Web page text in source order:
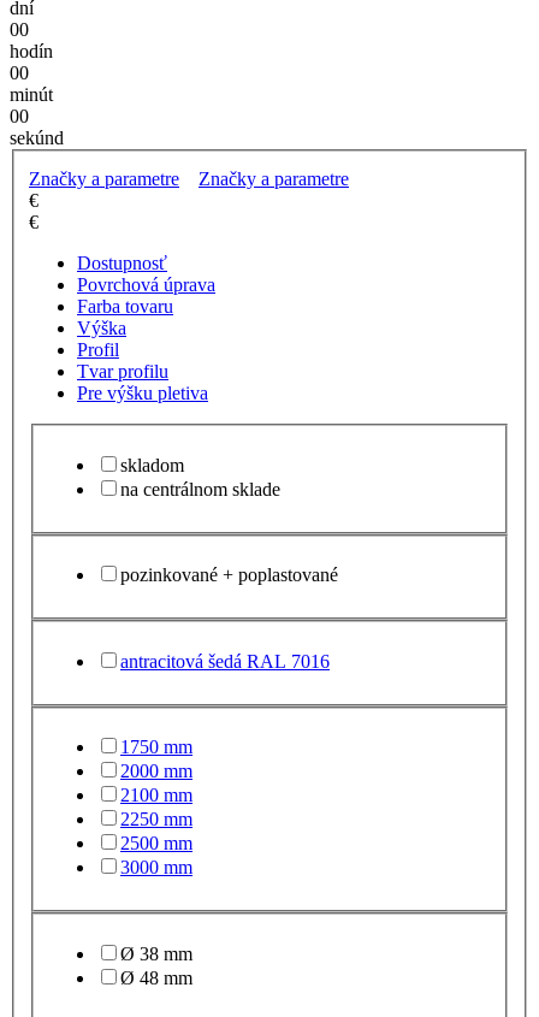
dní
00
hodín
00
minút
00
sekúnd
Značky a parametre
Značky a parametre
€
€
Dostupnosť
Povrchová úprava
Farba tovaru
Výška
Profil
Tvar profilu
Pre výšku pletiva
skladom
na centrálnom sklade
pozinkované + poplastované
antracitová šedá RAL 7016
1750 mm
2000 mm
2100 mm
2250 mm
2500 mm
3000 mm
Ø 38 mm
Ø 48 mm